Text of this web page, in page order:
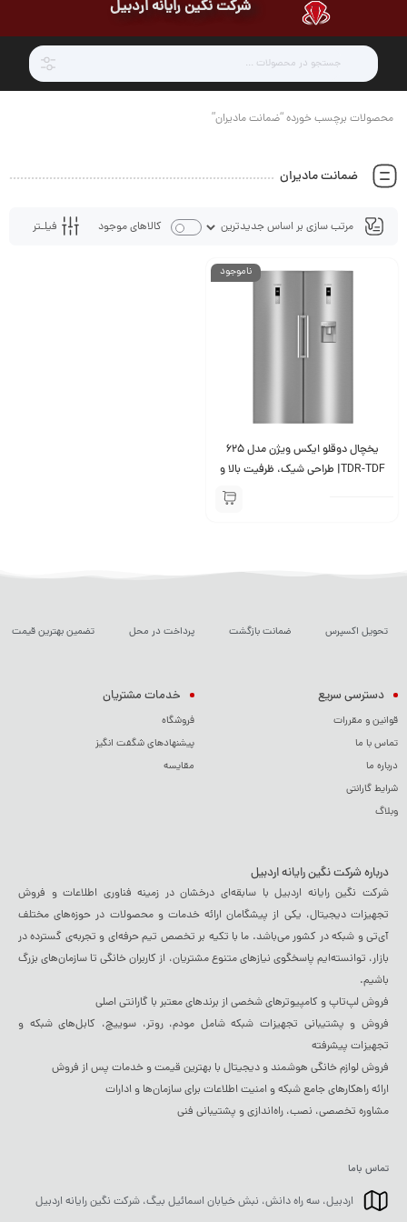
شرکت نگین رایانه اردبیل
محصولات برچسب خورده “ضمانت مادیران”
ضمانت مادیران
فیلـتر کالاهای موجود
ناموجود
یخچال دوقلو ایکس ویژن مدل 625
TDR-TDF| طراحی شیک، ظرفیت بالا و
تحویل اکسپرس ضمانت بازگشت پرداخت در محل تضمین بهترین قیمت
دسترسی سریع
قوانین و مقررات
تماس با ما
درباره ما
شرایط گارانتی
وبلاگ
خدمات مشتریان
فروشگاه
پیشنهادهای شگفت انگیز
مقایسه
درباره شرکت نگین رایانه اردبیل
شرکت نگین رایانه اردبیل با سابقه‌ای درخشان در زمینه فناوری اطلاعات و فروش
تجهیزات دیجیتال، یکی از پیشگامان ارائه خدمات و محصولات در حوزه‌های مختلف
آی‌تی و شبکه در کشور می‌باشد. ما با تکیه بر تخصص تیم حرفه‌ای و تجربه‌ی گسترده در
بازار، توانسته‌ایم پاسخگوی نیازهای متنوع مشتریان، از کاربران خانگی تا سازمان‌های بزرگ
باشیم.
فروش لپ‌تاپ و کامپیوترهای شخصی از برندهای معتبر با گارانتی اصلی
فروش و پشتیبانی تجهیزات شبکه شامل مودم، روتر، سوییچ، کابل‌های شبکه و
تجهیزات پیشرفته
فروش لوازم خانگی هوشمند و دیجیتال با بهترین قیمت و خدمات پس از فروش
ارائه راهکارهای جامع شبکه و امنیت اطلاعات برای سازمان‌ها و ادارات
مشاوره تخصصی، نصب، راه‌اندازی و پشتیبانی فنی
تماس باما
اردبیل، سه راه دانش، نبش خیابان اسمائیل بیگ، شرکت نگین رایانه اردبیل